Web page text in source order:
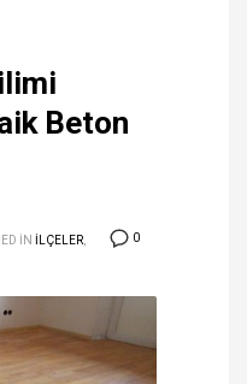
Beton
0
IN İLÇELER